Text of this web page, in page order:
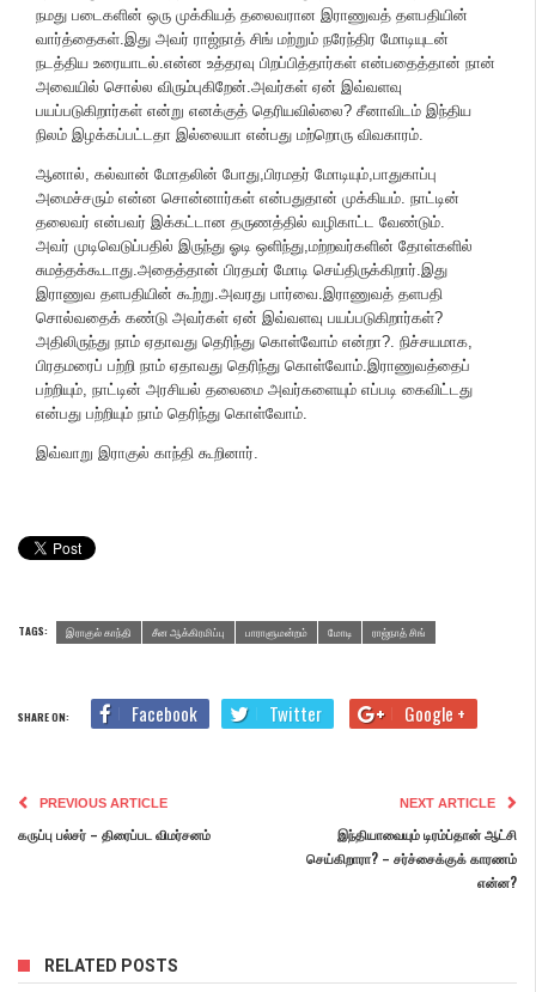
நமது படைகளின் ஒரு முக்கியத் தலைவரான இராணுவத் தளபதியின்
வார்த்தைகள்.இது அவர் ராஜ்நாத் சிங் மற்றும் நரேந்திர மோடியுடன்
நடத்திய உரையாடல்.என்ன உத்தரவு பிறப்பித்தார்கள் என்பதைத்தான் நான்
அவையில் சொல்ல விரும்புகிறேன்.அவர்கள் ஏன் இவ்வளவு
பயப்படுகிறார்கள் என்று எனக்குத் தெரியவில்லை? சீனாவிடம் இந்திய
நிலம் இழக்கப்பட்டதா இல்லையா என்பது மற்றொரு விவகாரம்.
ஆனால், கல்வான் மோதலின் போது,பிரமதர் மோடியும்,பாதுகாப்பு
அமைச்சரும் என்ன சொன்னார்கள் என்பதுதான் முக்கியம். நாட்டின்
தலைவர் என்பவர் இக்கட்டான தருணத்தில் வழிகாட்ட வேண்டும்.
அவர் முடிவெடுப்பதில் இருந்து ஓடி ஒளிந்து,மற்றவர்களின் தோள்களில்
சுமத்தக்கூடாது.அதைத்தான் பிரதமர் மோடி செய்திருக்கிறார்.இது
இராணுவ தளபதியின் கூற்று.அவரது பார்வை.இராணுவத் தளபதி
சொல்வதைக் கண்டு அவர்கள் ஏன் இவ்வளவு பயப்படுகிறார்கள்?
அதிலிருந்து நாம் ஏதாவது தெரிந்து கொள்வோம் என்றா?. நிச்சயமாக,
பிரதமரைப் பற்றி நாம் ஏதாவது தெரிந்து கொள்வோம்.இராணுவத்தைப்
பற்றியும், நாட்டின் அரசியல் தலைமை அவர்களையும் எப்படி கைவிட்டது
என்பது பற்றியும் நாம் தெரிந்து கொள்வோம்.
இவ்வாறு இராகுல் காந்தி கூறினார்.
TAGS: இராகுல் காந்தி சீன ஆக்கிரமிப்பு பாராளுமன்றம் மோடி ராஜ்நாத் சிங்
SHARE ON: Facebook Twitter Google +
PREVIOUS ARTICLE
கருப்பு பல்சர் – திரைப்பட விமர்சனம்
NEXT ARTICLE
இந்தியாவையும் டிரம்ப்தான் ஆட்சி
செய்கிறாரா? – சர்ச்சைக்குக் காரணம்
என்ன?
RELATED POSTS